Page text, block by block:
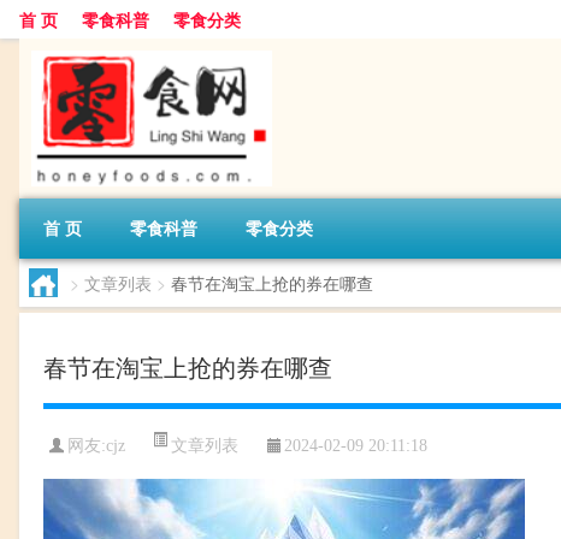
首 页 零食科普 零食分类
首 页 零食科普 零食分类
> 文章列表 > 春节在淘宝上抢的券在哪查
春节在淘宝上抢的券在哪查
网友:cjz 文章列表 2024-02-09 20:11:18